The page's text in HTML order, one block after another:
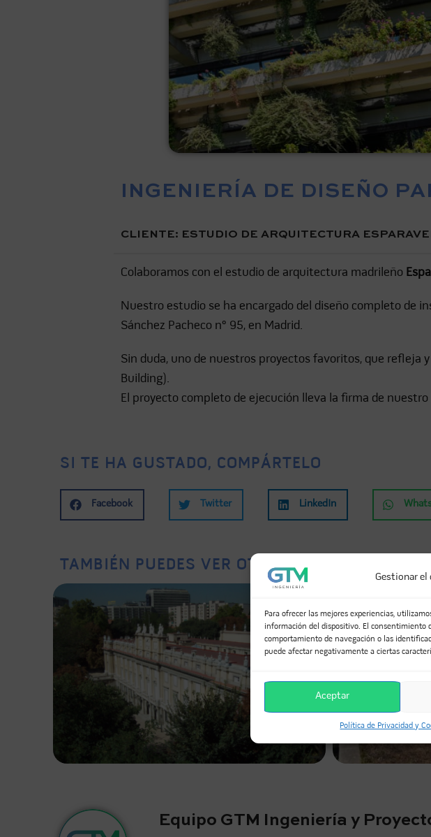
Gestionar el
Para ofrecer las mejores experiencias,
información del dispositivo. El consentimiento
comportamiento de navegación o las
puede afectar negativamente a ciertas
Aceptar
Política de Privacidad y
INGENIERÍA DE DISEÑO
CLIENTE: ESTUDIO DE ARQUITECTURA
Colaboramos con el estudio de arquitectura madrileño
Nuestro estudio se ha encargado del diseño completo de
Sánchez Pacheco nº 95, en Madrid.
Sin duda, uno de nuestros proyectos favoritos, que
Building).
El proyecto completo de ejecución lleva la firma de
SI TE HA GUSTADO, COMPÁRTELO
Facebook Twitter LinkedIn
TAMBIÉN PUEDES VER OTROS PROYECTOS...
Equipo GTM Ingeniería y